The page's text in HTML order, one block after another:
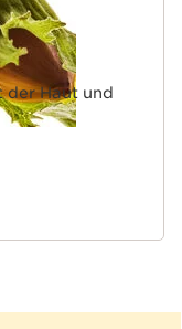
der Haut und